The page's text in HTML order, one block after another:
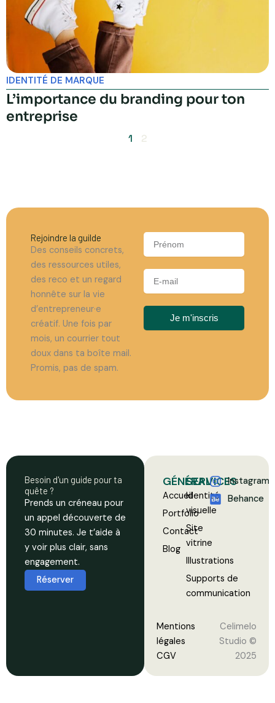
IDENTITÉ DE MARQUE
L’importance du branding pour ton
entreprise
1 2
Rejoindre la guilde
Des conseils concrets,
des ressources utiles,
des reco et un regard
honnête sur la vie
d’entrepreneur·e
créatif. Une fois par
mois, un courrier tout
doux dans ta boîte mail.
Promis, pas de spam.
P
nE
a
Je m'inscris
Besoin d'un guide pour ta
quête ?
Prends un créneau pour
un appel découverte de
30 minutes. Je t’aide à
y voir plus clair, sans
engagement.
Réserver
GÉNÉRAL
Accueil
Portfolio
Contact
Blog
SERVICES
Identité
visuelle
Site
vitrine
Illustrations
Supports de
communication
Instagram
Behance
Mentions
légales
CGV
Celimelo
Studio ©
2025